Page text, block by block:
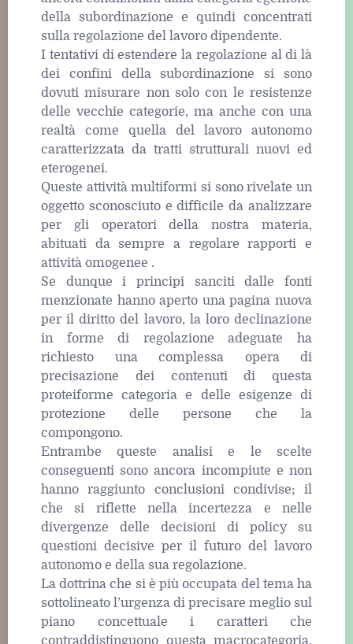
della subordinazione e quindi concentrati
sulla regolazione del lavoro dipendente.
I tentativi di estendere la regolazione al di là
dei confini della subordinazione si sono
dovuti misurare non solo con le resistenze
delle vecchie categorie, ma anche con una
realtà come quella del lavoro autonomo
caratterizzata da tratti strutturali nuovi ed
eterogenei.
Queste attività multiformi si sono rivelate un
oggetto sconosciuto e difficile da analizzare
per gli operatori della nostra materia,
abituati da sempre a regolare rapporti e
attività omogenee .
Se dunque i principi sanciti dalle fonti
menzionate hanno aperto una pagina nuova
per il diritto del lavoro, la loro declinazione
in forme di regolazione adeguate ha
richiesto una complessa opera di
precisazione dei contenuti di questa
proteiforme categoria e delle esigenze di
protezione delle persone che la
compongono.
Entrambe queste analisi e le scelte
conseguenti sono ancora incompiute e non
hanno raggiunto conclusioni condivise; il
che si riflette nella incertezza e nelle
divergenze delle decisioni di policy su
questioni decisive per il futuro del lavoro
autonomo e della sua regolazione.
La dottrina che si è più occupata del tema ha
sottolineato l’urgenza di precisare meglio sul
piano concettuale i caratteri che
contraddistinguono questa macrocategoria,